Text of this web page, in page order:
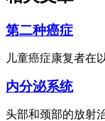
第二种癌症
儿童癌症康复者在
内分泌系统
头部和颈部的放射